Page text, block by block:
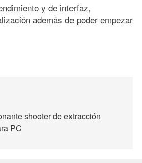
y de interfaz,
además de poder empezar
shooter de extracción
PC